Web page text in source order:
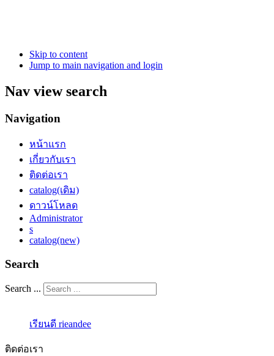
Skip to content
Jump to main navigation and login
Nav view search
Navigation
หน้าแรก
เกี่ยวกับเรา
ติดต่อเรา
catalog(เดิม)
ดาวน์โหลด
Administrator
s
catalog(new)
Search
Search ...
เรียนดี rieandee
ติดต่อเรา